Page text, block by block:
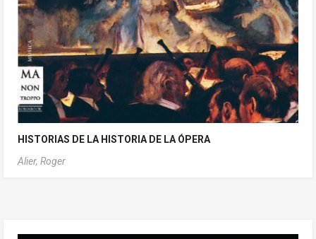
HISTORIAS DE LA HISTORIA DE LA ÓPERA
Alier, Roger